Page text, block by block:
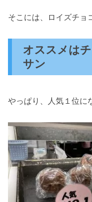
そこには、ロイズチョ
オススメは
サン
やっぱり、人気１位に